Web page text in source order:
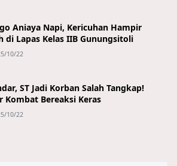
Aniaya Napi, Kericuhan Hampir
di Lapas Kelas IIB Gunungsitoli
10/22
ST Jadi Korban Salah Tangkap!
Kombat Bereaksi Keras
10/22